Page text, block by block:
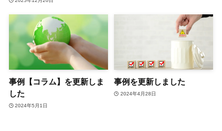
事例【コラム】を更新しま
した
2024年5月1日
事例を更新しました
2024年4月28日